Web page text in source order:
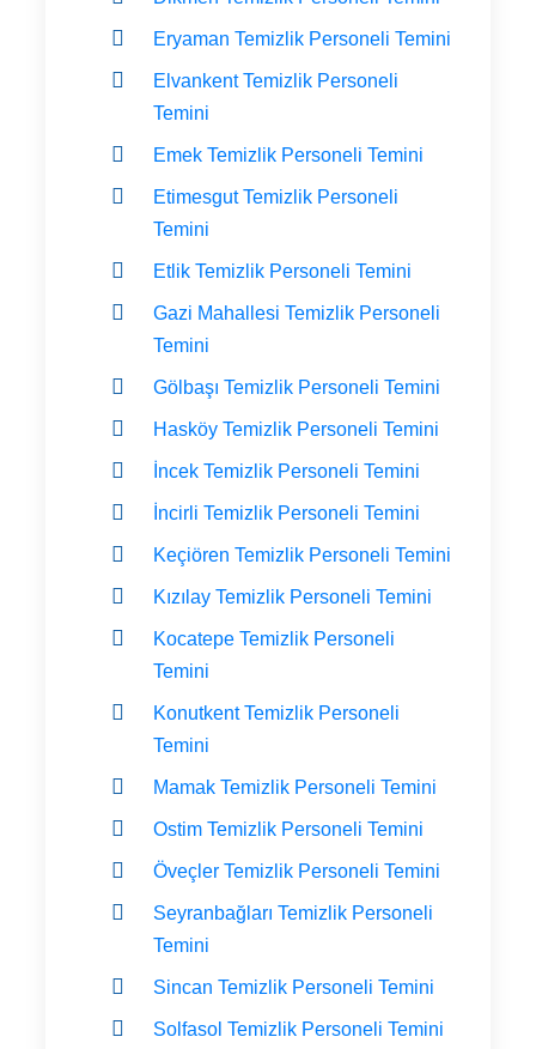
Eryaman Temizlik Personeli Temini
Elvankent Temizlik Personeli
Temini
Emek Temizlik Personeli Temini
Etimesgut Temizlik Personeli
Temini
Etlik Temizlik Personeli Temini
Gazi Mahallesi Temizlik Personeli
Temini
Gölbaşı Temizlik Personeli Temini
Hasköy Temizlik Personeli Temini
İncek Temizlik Personeli Temini
İncirli Temizlik Personeli Temini
Keçiören Temizlik Personeli Temini
Kızılay Temizlik Personeli Temini
Kocatepe Temizlik Personeli
Temini
Konutkent Temizlik Personeli
Temini
Mamak Temizlik Personeli Temini
Ostim Temizlik Personeli Temini
Öveçler Temizlik Personeli Temini
Seyranbağları Temizlik Personeli
Temini
Sincan Temizlik Personeli Temini
Solfasol Temizlik Personeli Temini